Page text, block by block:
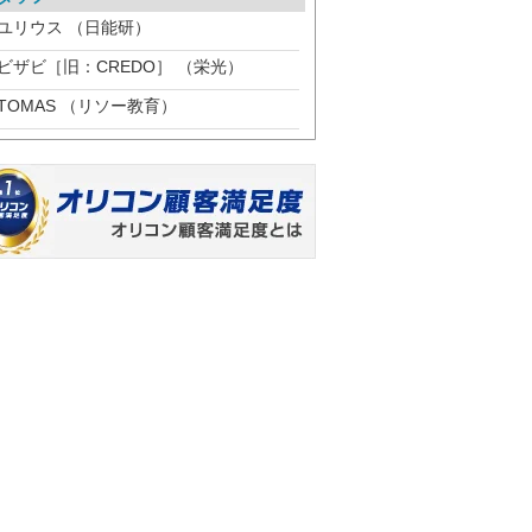
リウス （日能研）
ザビ［旧：CREDO］ （栄光）
（リソー教育）